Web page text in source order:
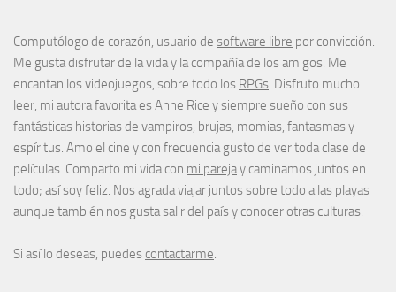
Computólogo de corazón, usuario de software libre por convicción.
Me gusta disfrutar de la vida y la compañía de los amigos. Me
encantan los videojuegos, sobre todo los RPGs. Disfruto mucho
leer, mi autora favorita esAnne Rice y siempre sueño con sus
fantásticas historias de vampiros, brujas, momias, fantasmas y
espíritus. Amo el cine y con frecuencia gusto de ver toda clase de
películas. Comparto mi vida con mi parejay caminamos juntos en
todo; así soy feliz. Nos agrada viajar juntos sobre todo a las playas
aunque también nos gusta salir del país y conocer otras culturas.
Si así lo deseas, puedes contactarme.